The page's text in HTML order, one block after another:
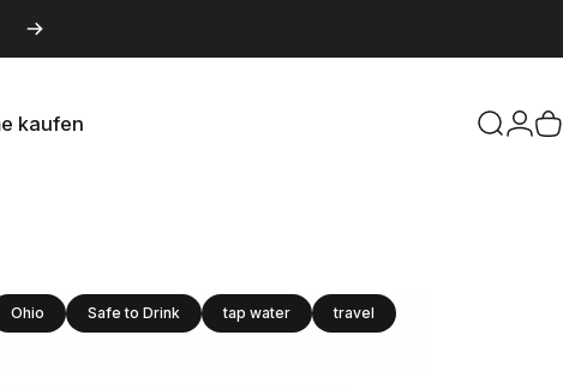
kaufen Suche
Ohio Safe to Drink tap water travel